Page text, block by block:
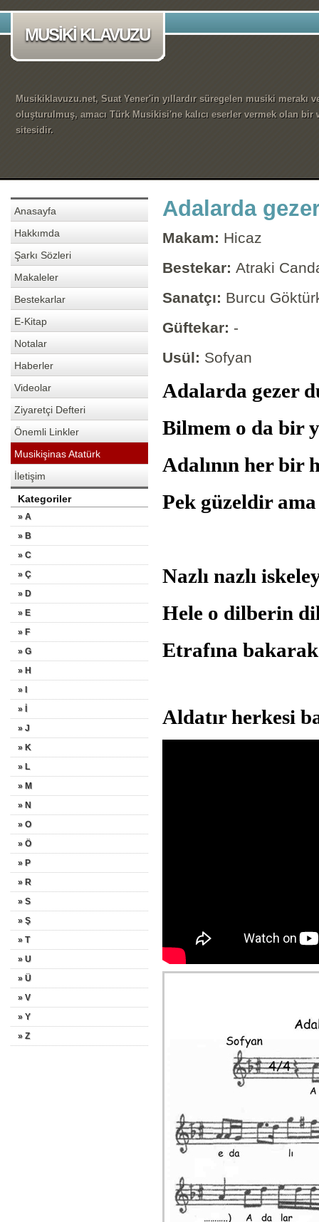
MUSİKİ KLAVUZU
Musikiklavuzu.net, Suat Yener'in yıllardır süregelen musiki merakı
oluşturulmuş, amacı Türk Musikisi'ne kalıcı eserler vermek olan bir
sitesidir.
Anasayfa
Hakkımda
Şarkı Sözleri
Makaleler
Bestekarlar
E-Kitap
Notalar
Haberler
Videolar
Ziyaretçi Defteri
Önemli Linkler
Musikişinas Atatürk
İletişim
Kategoriler
» A
» B
» C
» Ç
» D
» E
» F
» G
» H
» I
» İ
» J
» K
» L
» M
» N
» O
» Ö
» P
» R
» S
» Ş
» T
» U
» Ü
» V
» Y
» Z
Adalarda
Makam: Hicaz
Bestekar: Atraki
Sanatçı: Burcu
Güftekar: -
Usül: Sofyan
Adalarda gezer
Bilmem o da bir
Adalının her bir
Pek güzeldir
Nazlı nazlı
Hele o dilberin
Etrafına bakarak
Aldatır herkesi